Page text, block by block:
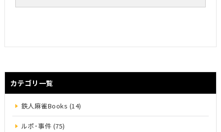
カテゴリ一覧
鉄人麻雀Books (14)
ルポ･事件 (75)